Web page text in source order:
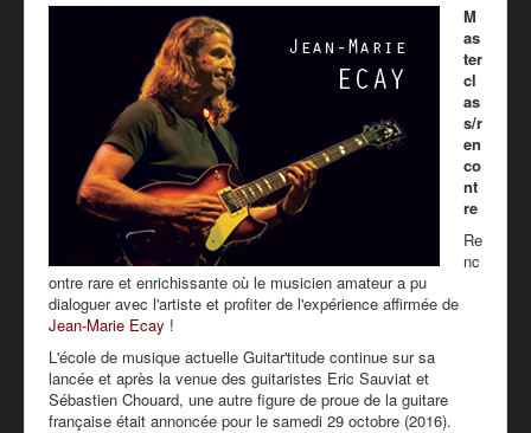
M
as
ter
cl
as
s/r
en
co
nt
re
Re
nc
ontre rare et enrichissante où le musicien amateur a pu
dialoguer avec l'artiste et profiter de l'expérience affirmée de
Jean-Marie Ecay !
L'école de musique actuelle Guitar'titude continue sur sa
lancée et après la venue des guitaristes Eric Sauviat et
Sébastien Chouard, une autre figure de proue de la guitare
française était annoncée pour le samedi 29 octobre (2016).